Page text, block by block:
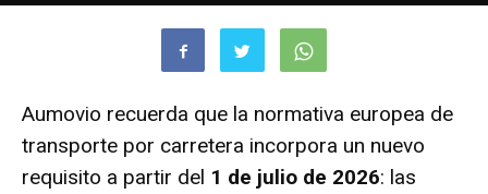
Aumovio recuerda que la normativa europea de
transporte por carretera incorpora un nuevo
requisito a partir del 1 de julio de 2026: las